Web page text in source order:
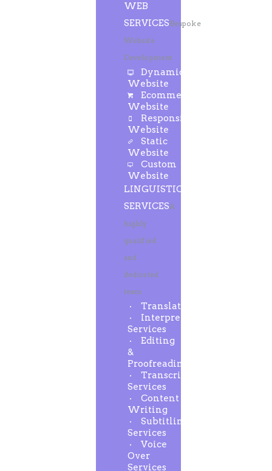
WEB
SERVICESBespoke
Website
Development
Dynamic
Website
Ecommerce
Website
Responsive
Website
Static
Website
Custom
Website
LINGUISTIC
SERVICESA
highly
qualified
and
dedicated
team
Translation
Interpreting
Services
Editing
&
Proofreading
Transcription
Services
Content
Writing
Subtitling
Services
Voice
Over
Services